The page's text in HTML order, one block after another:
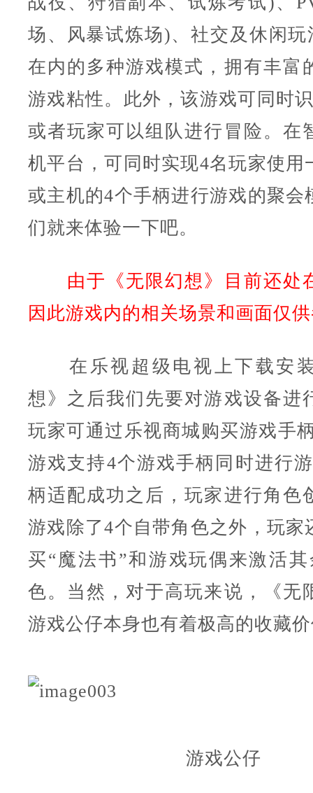
场、风暴试炼场)、社交及休闲
在内的多种游戏模式，拥有丰富
游戏粘性。此外，该游戏可同时
或者玩家可以组队进行冒险。在
机平台，可同时实现4名玩家使用
或主机的4个手柄进行游戏的聚会
们就来体验一下吧。
由于《无限幻想》目前还处
因此游戏内的相关场景和画面仅
在乐视超级电视上下载安
想》之后我们先要对游戏设备进
玩家可通过乐视商城购买游戏手
游戏支持4个游戏手柄同时进行
柄适配成功之后，玩家进行角色
游戏除了4个自带角色之外，玩家
买“魔法书”和游戏玩偶来激活
色。当然，对于高玩来说，《无
游戏公仔本身也有着极高的收藏
游戏公仔